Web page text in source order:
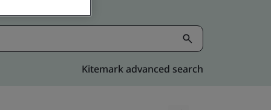
Kitemark advanced search